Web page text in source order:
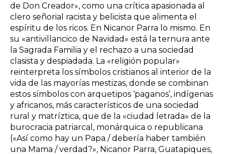
de Don Creador», como una crítica apasionada al
clero señorial racista y belicista que alimenta el
espíritu de los ricos. En Nicanor Parra lo mismo. En
su «antivillancico de Navidad» está la ternura ante
la Sagrada Familia y el rechazo a una sociedad
clasista y despiadada. La «religión popular»
reinterpreta los símbolos cristianos al interior de la
vida de las mayorías mestizas, donde se combinan
estos símbolos con arquetipos ‘paganos’, indígenas
y africanos, más característicos de una sociedad
rural y matríztica, que de la «ciudad letrada» de la
burocracia patriarcal, monárquica o republicana
(«Así como hay un Papa / debería haber también
una Mama / verdad?», Nicanor Parra, Guatapiques,